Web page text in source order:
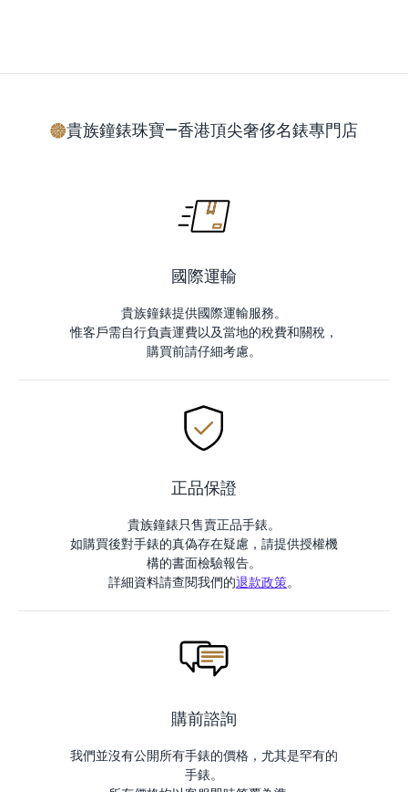
貴族鐘錶珠寶—香港頂尖奢侈名錶專門店
國際運輸
貴族鐘錶提供國際運輸服務。
惟客戶需自行負責運費以及當地的稅費和關稅，
購買前請仔細考慮。
正品保證
貴族鐘錶只售賣正品手錶。
如購買後對手錶的真偽存在疑慮，請提供授權機
構的書面檢驗報告。
詳細資料請查閱我們的退款政策。
購前諮詢
我們並沒有公開所有手錶的價格，尤其是罕有的
手錶。